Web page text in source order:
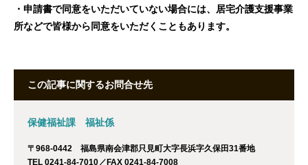
・申請書で同意をいただいていない場合には、居宅介護支援事業
所などで皆様から同意をいただくこともあります。
この記事に関するお問合せ先
保健福祉課 福祉係
〒968-0442 福島県南会津郡只見町大字長浜字久保田31番地
TEL 0241-84-7010／FAX 0241-84-7008